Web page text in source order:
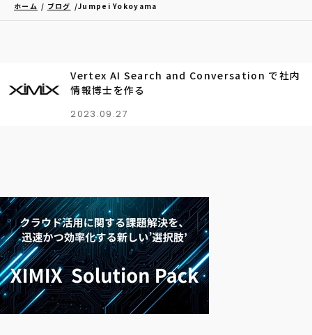
ホーム ブログ Jumpei Yokoyama
Vertex AI Search and Conversation で社内
情報博士を作る
2023.09.27